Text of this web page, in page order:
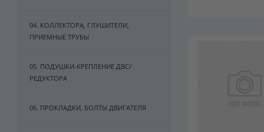
04. КОЛЛЕКТОРА, ГЛУШИТЕЛИ,
ПРИЕМНЫЕ ТРУБЫ
05. ПОДУШКИ-КРЕПЛЕНИЕ ДВС/
РЕДУКТОРА
06. ПРОКЛАДКИ, БОЛТЫ ДВИГАТЕЛЯ